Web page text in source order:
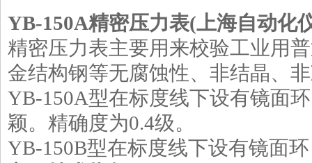
YB-150A精密压力表(上海自动化
精密压力表主要用来校验工业用
金结构钢等无腐蚀性、非结晶、
YB-150A型在标度线下设有镜面
颖。精确度为0.4级。
YB-150B型在标度线下设有镜面